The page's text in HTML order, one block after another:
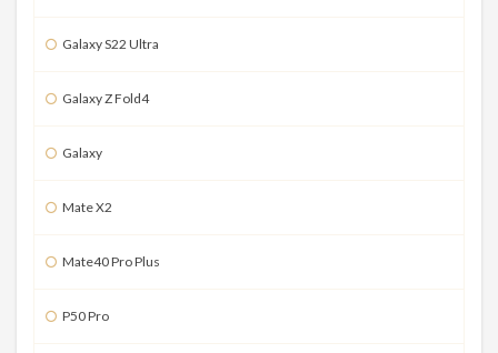
Galaxy S22 Ultra
Galaxy Z Fold4
Galaxy
Mate X2
Mate40 Pro Plus
P50 Pro